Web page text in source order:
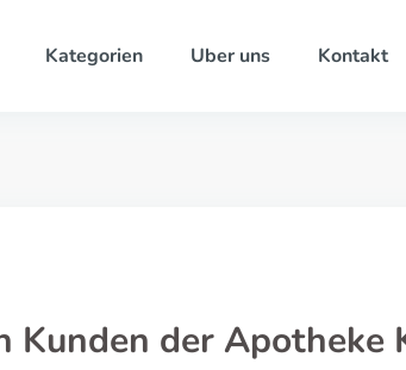
Kategorien Uber uns Kontakt
Kunden der Apotheke